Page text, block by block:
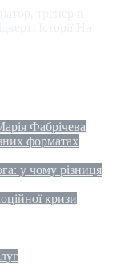
Фабрічева
форматах
у чому різниця
кризи